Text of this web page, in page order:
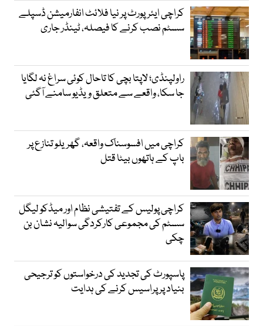
کراچی ایئرپورٹ پر نیا فلائٹ انفارمیشن ڈسپلے
سسٹم نصب کرنے کا فیصلہ، ٹینڈر جاری
راولپنڈی؛ لاپتا بچی کا تاحال کوئی سراغ نہ لگایا
جا سکا، واقعے سے متعلق ویڈیو سامنے آگئی
کراچی میں افسوسناک واقعہ، گھریلو تنازع پر
باپ کے ہاتھوں بیٹا قتل
کراچی پولیس کے تفتیشی نظام اور میڈکو لیگل
سسٹم کی مجموعی کارکردگی سوالیہ نشان بن
چکی
پاسپورٹ کی تجدید کی درخواستوں کو ترجیحی
بنیاد پر پراسیس کرنے کی ہدایت